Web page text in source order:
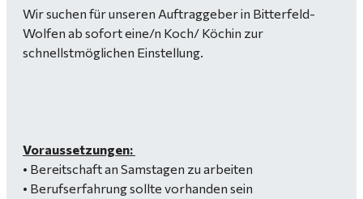
Wir suchen für unseren Auftraggeber in Bitterfeld-
Wolfen ab sofort eine/n Koch/ Köchin zur
schnellstmöglichen Einstellung.
Voraussetzungen:
• Bereitschaft an Samstagen zu arbeiten
• Berufserfahrung sollte vorhanden sein